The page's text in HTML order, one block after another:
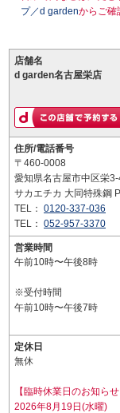
プ／d gardenからご確
店舗名
d garden名古屋栄店
住所/電話番号
〒460-0008
愛知県名古屋市中区栄3-
サカエチカ 大同特殊鋼
TEL： 0120-337-036
TEL： 052-957-3370
営業時間
午前10時〜午後8時
※受付時間
午前10時〜午後7時
定休日
無休
【臨時休業日のお知らせ
2026年8月19日(水曜)